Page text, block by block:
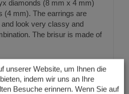
diamonds (8 mm x 4 mm)
(4 mm). The earrings are
look very classy and
The brisur is made of
30 mm
unserer Website, um Ihnen die
indem wir uns an Ihre
Besuche erinnern. Wenn Sie auf